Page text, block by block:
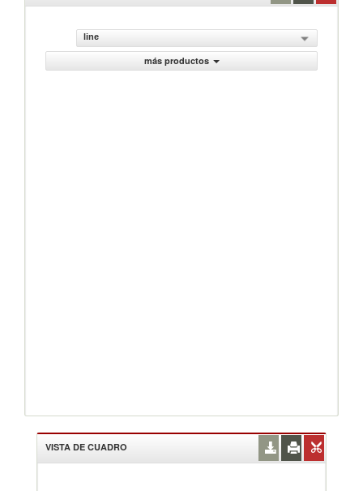
line
más productos
VISTA DE CUADRO